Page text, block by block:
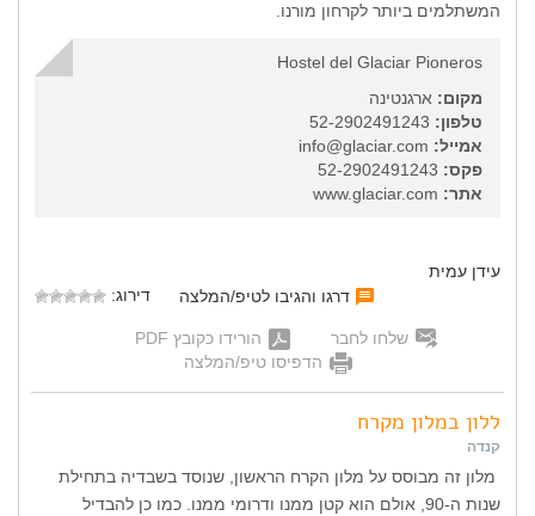
המשתלמים ביותר לקרחון מורנו.
Hostel del Glaciar Pioneros
מקום: ארגנטינה
טלפון:
אמייל:
פקס:
אתר:
עידן עמית
דרגו והגיבו לטיפ/המלצה
דירוג:
שלחו לחבר
הורידו כקובץ PDF
הדפיסו טיפ/המלצה
ללון במלון מקרח
קנדה
מלון זה מבוסס על מלון הקרח הראשון, שנוסד בשבדיה בתחילת
שנות ה-90, אולם הוא קטן ממנו ודרומי ממנו. כמו כן להבדיל